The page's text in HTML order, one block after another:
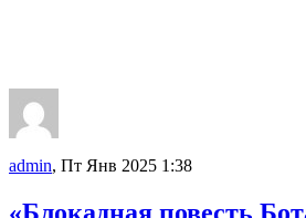
admin, Пт Янв 2025 1:38
«Блокадная повесть